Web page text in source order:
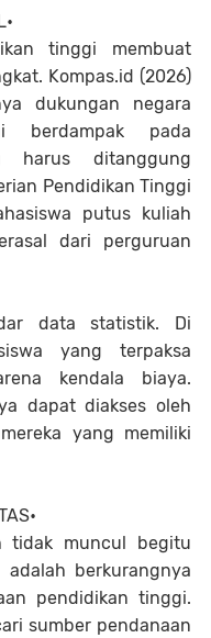
tinggi membuat
Kompas.id (2026)
dukungan negara
berdampak pada
harus ditanggung
Pendidikan Tinggi
putus kuliah
dari perguruan
data statistik. Di
yang terpaksa
kendala biaya.
dapat diakses oleh
yang memiliki
tidak muncul begitu
berkurangnya
pendidikan tinggi.
sumber pendanaan